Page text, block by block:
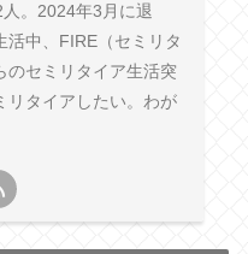
。2024年3月に退
活中、FIRE（セミリタ
のセミリタイア生活突
リタイアしたい。わが